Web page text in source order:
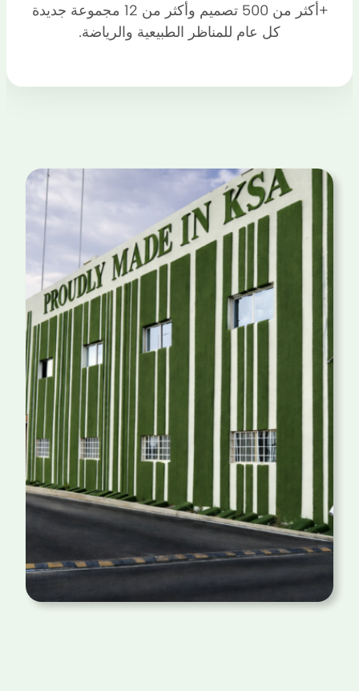
+أكثر من 500 تصميم وأكثر من 12 مجموعة جديدة
كل عام للمناظر الطبيعية والرياضة.